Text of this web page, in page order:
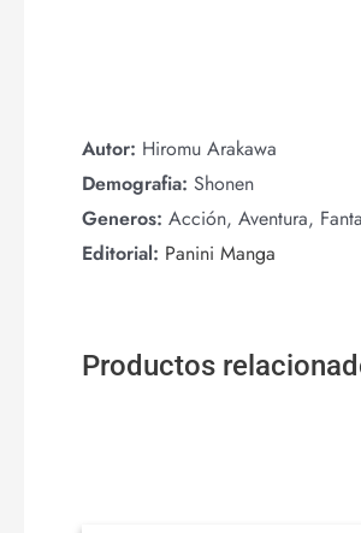
Autor: Hiromu Arakawa
Demografia: Shonen
Generos: Acción, Aventura,
Editorial: Panini Manga
Productos